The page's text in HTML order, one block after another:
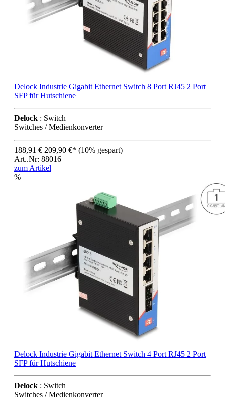
Delock Industrie Gigabit Ethernet Switch 8 Port RJ45 2 Port
SFP für Hutschiene
Delock : Switch
Switches / Medienkonverter
188,91 € 209,90 €* (10% gespart)
Art..Nr: 88016
zum Artikel
%
Delock Industrie Gigabit Ethernet Switch 4 Port RJ45 2 Port
SFP für Hutschiene
Delock : Switch
Switches / Medienkonverter